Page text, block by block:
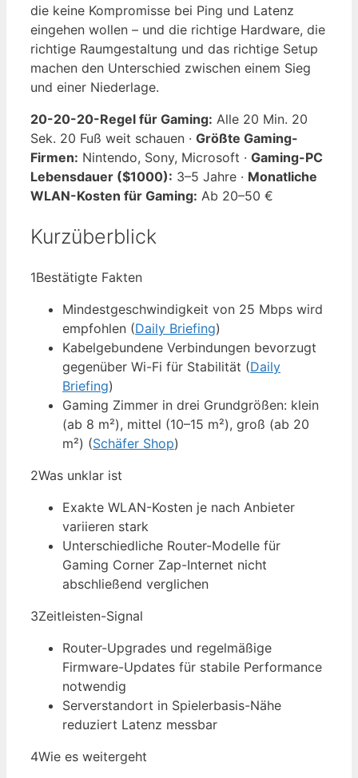
die keine Kompromisse bei Ping und Latenz
eingehen wollen – und die richtige Hardware, die
richtige Raumgestaltung und das richtige Setup
machen den Unterschied zwischen einem Sieg
und einer Niederlage.
20-20-20-Regel für Gaming: Alle 20 Min. 20
Sek. 20 Fuß weit schauen · Größte Gaming-
Firmen: Nintendo, Sony, Microsoft · Gaming-PC
Lebensdauer ($1000): 3–5 Jahre · Monatliche
WLAN-Kosten für Gaming: Ab 20–50 €
Kurzüberblick
1Bestätigte Fakten
Mindestgeschwindigkeit von 25 Mbps wird
empfohlen (Daily Briefing)
Kabelgebundene Verbindungen bevorzugt
gegenüber Wi-Fi für Stabilität (Daily
Briefing)
Gaming Zimmer in drei Grundgrößen: klein
(ab 8 m²), mittel (10–15 m²), groß (ab 20
m²) (Schäfer Shop)
2Was unklar ist
Exakte WLAN-Kosten je nach Anbieter
variieren stark
Unterschiedliche Router-Modelle für
Gaming Corner Zap-Internet nicht
abschließend verglichen
3Zeitleisten-Signal
Router-Upgrades und regelmäßige
Firmware-Updates für stabile Performance
notwendig
Serverstandort in Spielerbasis-Nähe
reduziert Latenz messbar
4Wie es weitergeht